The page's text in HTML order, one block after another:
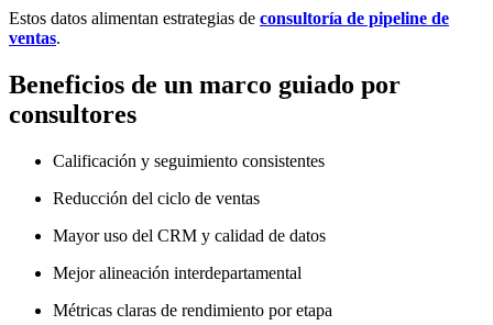
Estos datos alimentan estrategias de consultoría de pipeline de
ventas.
Beneficios de un marco guiado por
consultores
Calificación y seguimiento consistentes
Reducción del ciclo de ventas
Mayor uso del CRM y calidad de datos
Mejor alineación interdepartamental
Métricas claras de rendimiento por etapa